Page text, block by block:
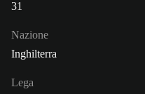
31
Nazione
Inghilterra
Lega